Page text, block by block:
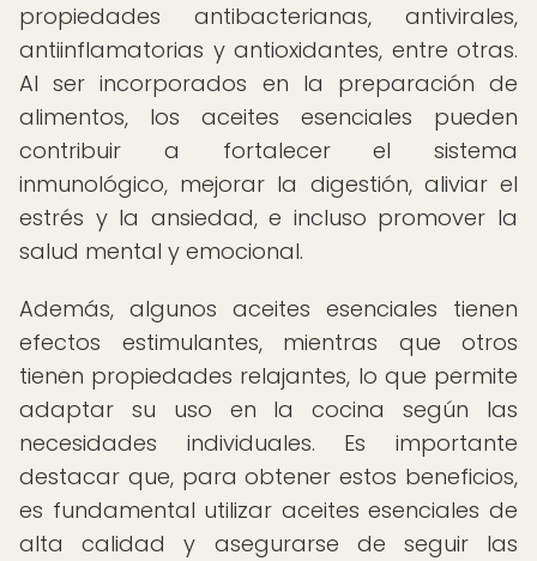
propiedades antibacterianas, antivirales,
antiinflamatorias y antioxidantes, entre otras.
Al ser incorporados en la preparación de
alimentos, los aceites esenciales pueden
contribuir a fortalecer el sistema
inmunológico, mejorar la digestión, aliviar el
estrés y la ansiedad, e incluso promover la
salud mental y emocional.
Además, algunos aceites esenciales tienen
efectos estimulantes, mientras que otros
tienen propiedades relajantes, lo que permite
adaptar su uso en la cocina según las
necesidades individuales. Es importante
destacar que, para obtener estos beneficios,
es fundamental utilizar aceites esenciales de
alta calidad y asegurarse de seguir las